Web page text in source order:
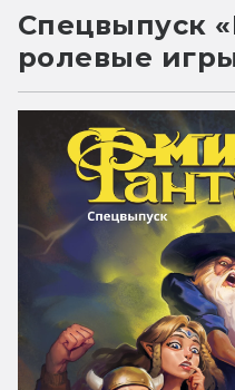
Спецвыпуск
ролевые